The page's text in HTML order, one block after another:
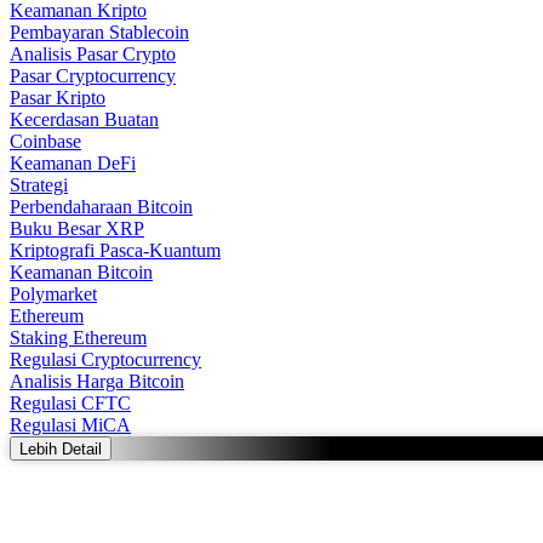
Keamanan Kripto
Pembayaran Stablecoin
Analisis Pasar Crypto
Pasar Cryptocurrency
Pasar Kripto
Kecerdasan Buatan
Coinbase
Keamanan DeFi
Strategi
Perbendaharaan Bitcoin
Buku Besar XRP
Kriptografi Pasca-Kuantum
Keamanan Bitcoin
Polymarket
Ethereum
Staking Ethereum
Regulasi Cryptocurrency
Analisis Harga Bitcoin
Regulasi CFTC
Regulasi MiCA
Lebih Detail